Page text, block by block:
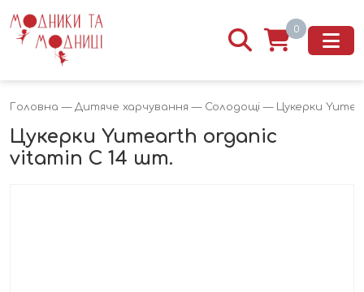
0
Головна — Дитяче харчування — Солодощі — Цукерки
Цукерки Yumearth organic
vitamin C 14 шт.